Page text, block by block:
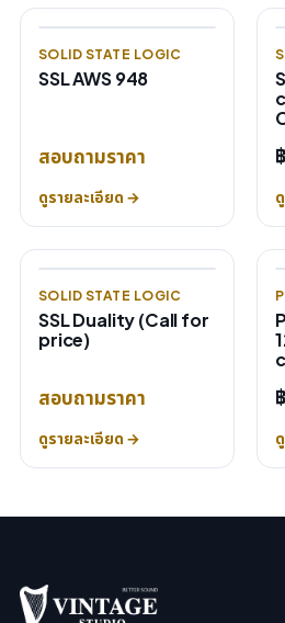
SOLID STATE LOGIC
SSL AWS 948
สอบถามราคา
ดูรายละเอียด →
SOLID STATE LOGIC
SSL Duality (Call for
price)
สอบถามราคา
ดูรายละเอียด →